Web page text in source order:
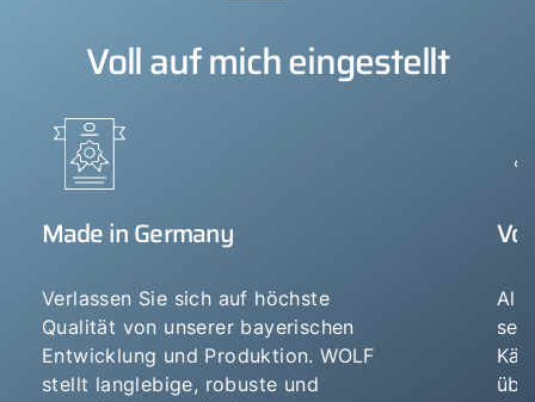
Voll auf mich eingestellt
Made in Germany
Verlassen Sie sich auf höchste
Qualität von unserer bayerischen
Entwicklung und Produktion. WOLF
stellt langlebige, robuste und
Als